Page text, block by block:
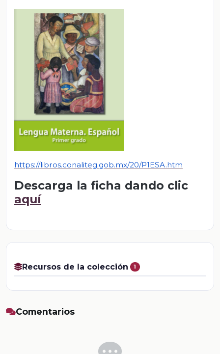
https://libros.conaliteg.gob.mx/20/P1ESA.htm
Descarga la ficha dando clic
aquí
Recursos de la colección 1
Comentarios